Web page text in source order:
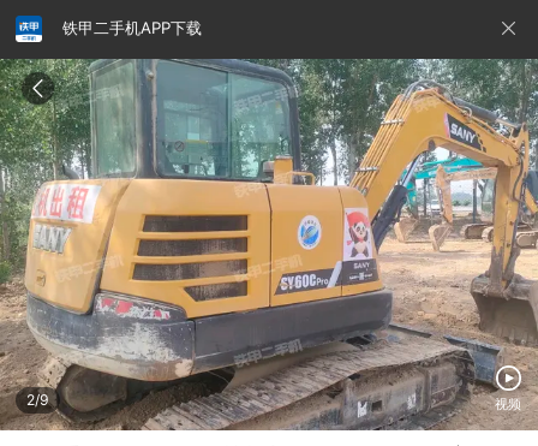
铁甲二手机APP下载
2/9 视频
请输入手机号
提
交
即
表
示
您
同
意
《隐
私
政
策》
铁甲龙总部 4000099032